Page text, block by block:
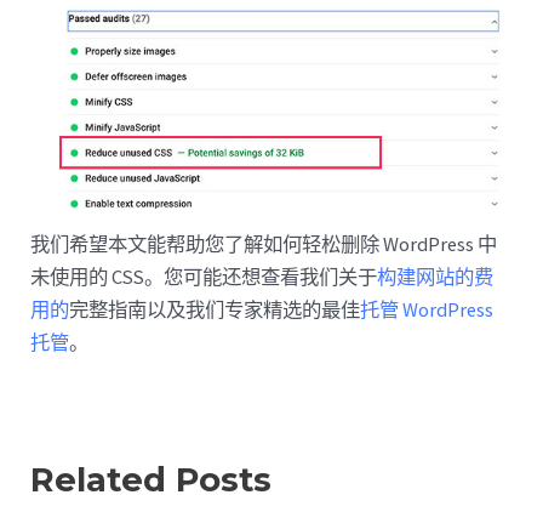
我们希望本文能帮助您了解如何轻松删除 WordPress 中
未使用的 CSS。您可能还想查看我们关于构建网站的费
用的完整指南以及我们专家精选的最佳托管 WordPress
托管。
Related Posts